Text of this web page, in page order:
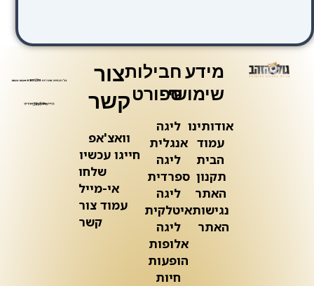
מידע
שימושי
אודותינו
עמוד
הבית
תקנון
האתר
נגישות
האתר
חבילות
ספורט
ליגה
אנגלית
ליגה
ספרדית
ליגה
איטלקית
ליגה
אלופות
הופעות
חיות
צור
קשר
וואצ'אפ
חייגו עכשיו
שלחו
אי-מייל
עמוד צור
קשר